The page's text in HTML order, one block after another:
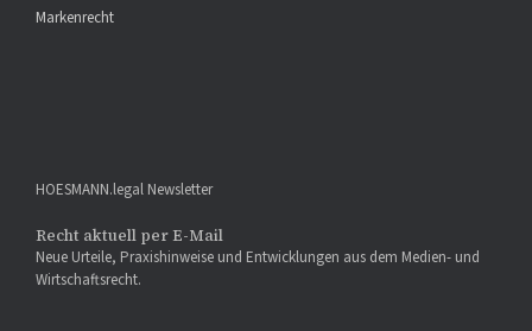
Markenrecht
HOESMANN.legal Newsletter
Recht aktuell per E-Mail
Neue Urteile, Praxishinweise und Entwicklungen aus dem Medien- und
Wirtschaftsrecht.